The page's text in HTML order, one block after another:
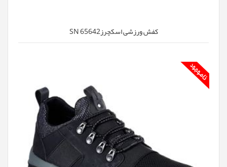
کفش ورزشی اسکچرزSN 65642